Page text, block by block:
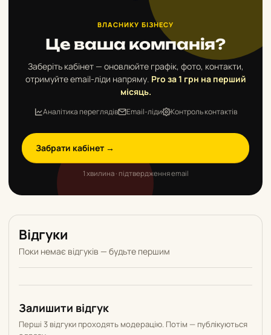
ВЛАСНИКУ БІЗНЕСУ
Це ваша компанія?
Заберіть кабінет — оновлюйте графік, фото, контакти,
отримуйте email-ліди напряму. Pro за 1 грн на перший
місяць.
Аналітика переглядів Email-ліди Контроль контактів
Забрати кабінет →
1 хвилина · підтвердження email
Відгуки
Поки немає відгуків — будьте першим
Залишити відгук
Перші 3 відгуки проходять модерацію. Потім — публікуються